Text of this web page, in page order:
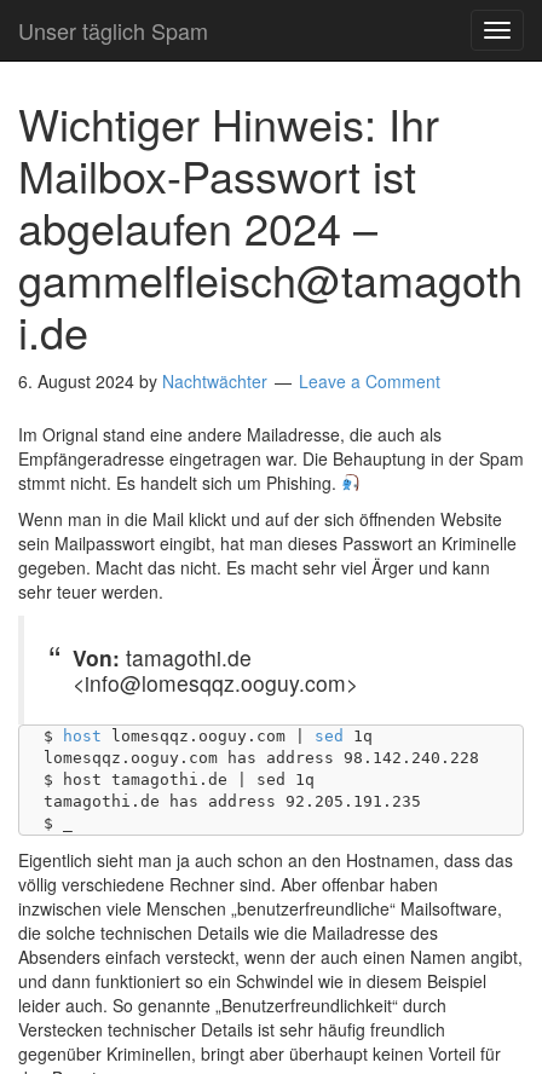
Unser täglich Spam
Wichtiger Hinweis: Ihr
Mailbox-Passwort ist
abgelaufen 2024 –
gammelfleisch@tamagoth
i.de
6. August 2024 by Nachtwächter Leave a Comment
Im Orignal stand eine andere Mailadresse, die auch als
Empfängeradresse eingetragen war. Die Behauptung in der Spam
stmmt nicht. Es handelt sich um Phishing.
Wenn man in die Mail klickt und auf der sich öffnenden Website
sein Mailpasswort eingibt, hat man dieses Passwort an Kriminelle
gegeben. Macht das nicht. Es macht sehr viel Ärger und kann
sehr teuer werden.
Von: tamagothi.de
<info@lomesqqz.ooguy.com>
$ host lomesqqz.ooguy.com | sed
1q
lomesqqz.ooguy.com has address 98.142.240.228
$ host tamagothi.de | sed 1q
tamagothi.de has address 92.205.191.235
Eigentlich sieht man ja auch schon an den Hostnamen, dass das
völlig verschiedene Rechner sind. Aber offenbar haben
inzwischen viele Menschen „benutzerfreundliche“ Mailsoftware,
die solche technischen Details wie die Mailadresse des
Absenders einfach versteckt, wenn der auch einen Namen angibt,
und dann funktioniert so ein Schwindel wie in diesem Beispiel
leider auch. So genannte „Benutzerfreundlichkeit“ durch
Verstecken technischer Details ist sehr häufig freundlich
gegenüber Kriminellen, bringt aber überhaupt keinen Vorteil für